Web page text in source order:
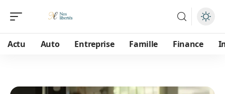
Actu Auto Entreprise Famille Finance